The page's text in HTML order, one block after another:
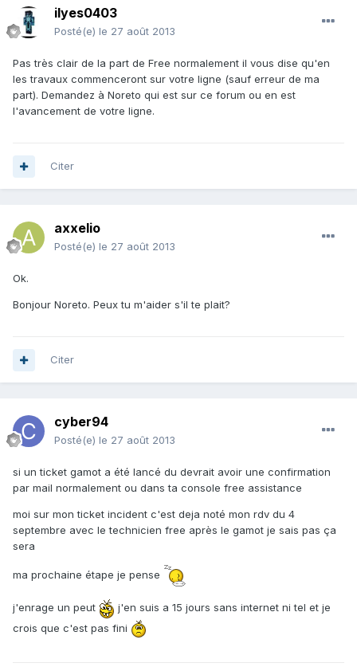
ilyes0403
Posté(e) le 27 août 2013
Pas très clair de la part de Free normalement il vous dise qu'en
les travaux commenceront sur votre ligne (sauf erreur de ma
part). Demandez à Noreto qui est sur ce forum ou en est
l'avancement de votre ligne.
Citer
axxelio
Posté(e) le 27 août 2013
Ok.
Bonjour Noreto. Peux tu m'aider s'il te plait?
Citer
cyber94
Posté(e) le 27 août 2013
si un ticket gamot a été lancé du devrait avoir une confirmation
par mail normalement ou dans ta console free assistance
moi sur mon ticket incident c'est deja noté mon rdv du 4
septembre avec le technicien free après le gamot je sais pas ça
sera
ma prochaine étape je pense
j'enrage un peut
j'en suis a 15 jours sans internet ni tel et je
crois que c'est pas fini